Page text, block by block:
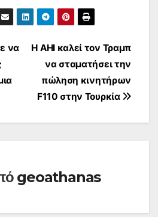
Η AHI καλεί τον Τραμπ
να σταματήσει την
πώληση κινητήρων
F110 στην Τουρκία
να
geoathanas